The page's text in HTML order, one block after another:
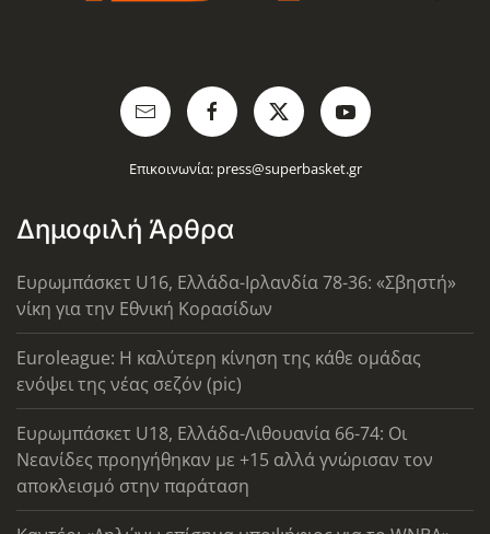
Επικοινωνία: press@superbasket.gr
Δημοφιλή Άρθρα
Ευρωμπάσκετ U16, Ελλάδα-Ιρλανδία 78-36: «Σβηστή»
νίκη για την Εθνική Κορασίδων
Euroleague: Η καλύτερη κίνηση της κάθε ομάδας
ενόψει της νέας σεζόν (pic)
Ευρωμπάσκετ U18, Ελλάδα-Λιθουανία 66-74: Οι
Νεανίδες προηγήθηκαν με +15 αλλά γνώρισαν τον
αποκλεισμό στην παράταση